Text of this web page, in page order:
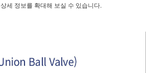
상세 정보를 확대해 보실 수 있습니다.